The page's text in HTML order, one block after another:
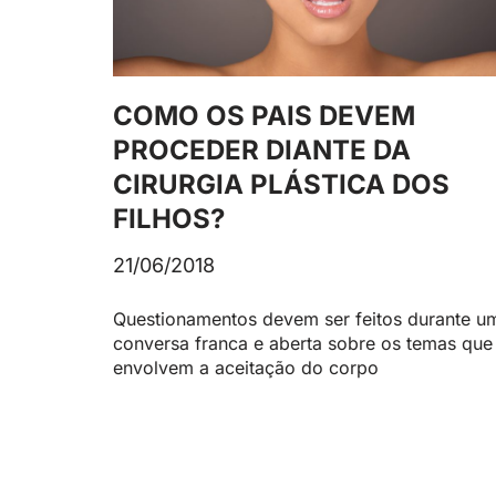
COMO OS PAIS DEVEM
PROCEDER DIANTE DA
CIRURGIA PLÁSTICA DOS
FILHOS?
21/06/2018
Questionamentos devem ser feitos durante
conversa franca e aberta sobre os temas que
envolvem a aceitação do corpo